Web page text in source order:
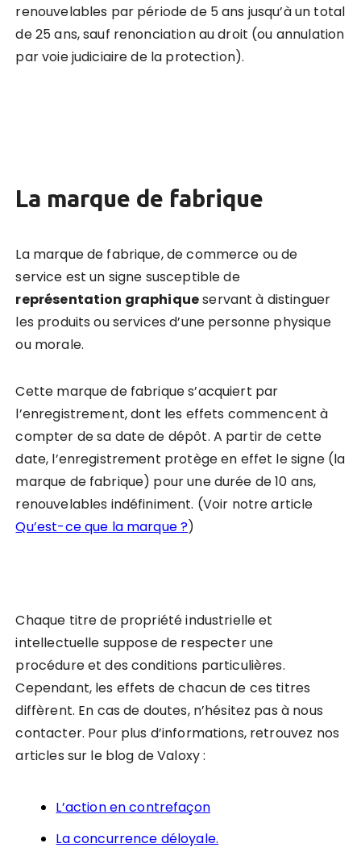
renouvelables par période de 5 ans jusqu’à un total
de 25 ans, sauf renonciation au droit (ou annulation
par voie judiciaire de la protection).
La marque de fabrique
La marque de fabrique, de commerce ou de
service est un signe susceptible de
représentation graphiqueservant à distinguer
les produits ou services d’une personne physique
ou morale.
Cette marque de fabrique s’acquiert par
l’enregistrement, dont les effets commencent à
compter de sa date de dépôt. A partir de cette
date, l’enregistrement protège en effet le signe (la
marque de fabrique) pour une durée de 10 ans,
renouvelables indéfiniment. (Voir notre article
Qu’est-ce que la marque ?)
Chaque titre de propriété industrielle et
intellectuelle suppose de respecter une
procédure et des conditions particulières.
Cependant, les effets de chacun de ces titres
diffèrent. En cas de doutes, n’hésitez pas à nous
contacter. Pour plus d’informations, retrouvez nos
articles sur le blog de Valoxy :
L’action en contrefaçon
La concurrence déloyale.